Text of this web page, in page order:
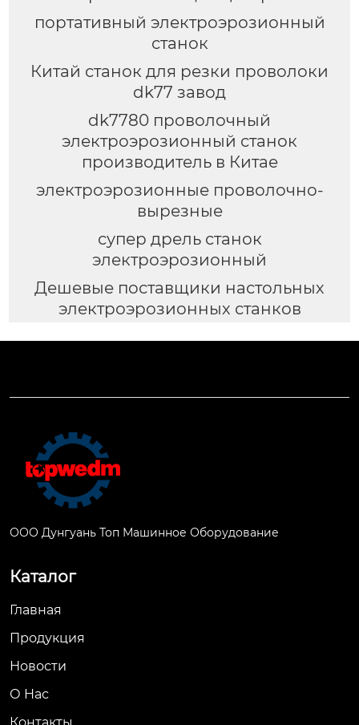
портативный электроэрозионный
станок
Китай станок для резки проволоки
dk77 завод
dk7780 проволочный
электроэрозионный станок
производитель в Китае
электроэрозионные проволочно-
вырезные
супер дрель станок
электроэрозионный
Дешевые поставщики настольных
электроэрозионных станков
ООО Дунгуань Топ Машинное Оборудование
Каталог
Главная
Продукция
Новости
О Hас